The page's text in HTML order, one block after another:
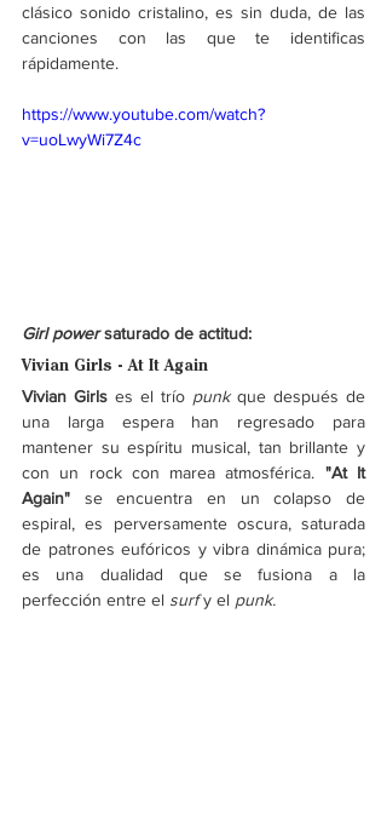
clásico sonido cristalino, es sin duda, de las
canciones con las que te identificas
rápidamente.
https://www.youtube.com/watch?
v=uoLwyWi7Z4c
Girl power saturado de actitud:
Vivian Girls - At It Again
Vivian Girls es el trío punk que después de
una larga espera han regresado para
mantener su espíritu musical, tan brillante y
con un rock con marea atmosférica. "At It
Again" se encuentra en un colapso de
espiral, es perversamente oscura, saturada
de patrones eufóricos y vibra dinámica pura;
es una dualidad que se fusiona a la
perfección entre el surf y el punk.